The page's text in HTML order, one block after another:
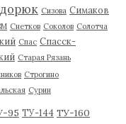
Сизова Симаков
Снетков Соколов Солотча
Спас Спасск-
Старая Рязань
Строгино
Сурин
95 ТУ-144 ТУ-160